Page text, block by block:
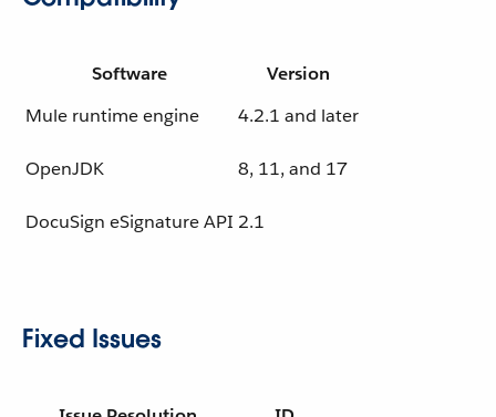
Software
Version
Mule runtime engine
4.2.1 and later
OpenJDK 8, 11, and 17
DocuSign eSignature API 2.1
Fixed Issues